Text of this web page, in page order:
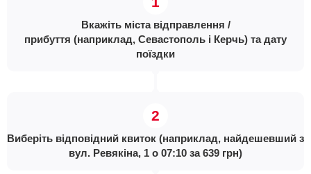
Вкажіть міста відправлення /
прибуття (наприклад, Севастополь і Керчь) та дату
поїздки
Виберіть відповідний квиток (наприклад, найдешевший з
вул. Ревякіна, 1 о 07:10 за 639 грн)